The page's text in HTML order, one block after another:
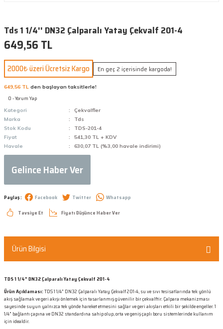
Tds 1 1/4'' DN32 Çalparalı Yatay Çekvalf 201-4
649,56 TL
2000₺ üzeri Ücretsiz Kargo En geç 2 içerisinde kargoda!
649,56 TL den başlayan taksitlerle!
0 - Yorum Yap
Kategori
Çekvalfler
Marka
Tds
Stok Kodu
TDS-201-4
Fiyat
541,30 TL + KDV
Havale
630,07 TL (%3,00 havale indirimi)
Gelince Haber Ver
Paylaş : Facebook Twitter
Whatsapp
Tavsiye Et
Fiyatı Düşünce Haber Ver
Ürün Bilgisi
TDS 1 1/4" DN32 Çalparalı Yatay Çekvalf 201-4
Ürün Açıklaması:TDS 1 1/4" DN32 Çalparalı Yatay Çekvalf 201-4, su ve sıvı tesisatlarında tek yönlü
akış sağlamak ve geri akışı önlemek için tasarlanmış güvenilir bir çekvalftir. Çalpara mekanizması
sayesinde suyun yalnızca tek yönde hareket etmesini sağlar ve geri akışları etkili bir şekilde engeller. 1
1/4" bağlantı çapına ve DN32 standardına sahip olup, orta ve geniş çaplı boru sistemlerinde kullanım
için idealdir.